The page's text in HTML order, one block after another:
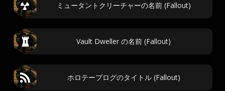
ミュータントクリーチャーの名前 (Fallout)
Vault Dweller の名前 (Fallout)
ホロテープログのタイトル (Fallout)